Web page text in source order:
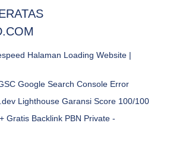
Halaman Loading Website |
Google Search Console Error
Lighthouse Garansi Score 100/100
Gratis Backlink PBN Private -